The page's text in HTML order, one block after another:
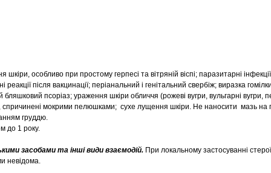
шкіри, особливо при простому герпесі та вітряній віспі; паразитарні
реакції після вакцинації; періанальний і генітальний свербіж; виразка
псоріаз; ураження шкіри обличчя (рожеві вугри, вульгарні вугри,
спричинені мокрими пелюшками; сухе лущення шкіри. Не наносити мазь на
груддю.
до 1 року.
засобами та інші види взаємодій. При локальному застосуванні
невідома.